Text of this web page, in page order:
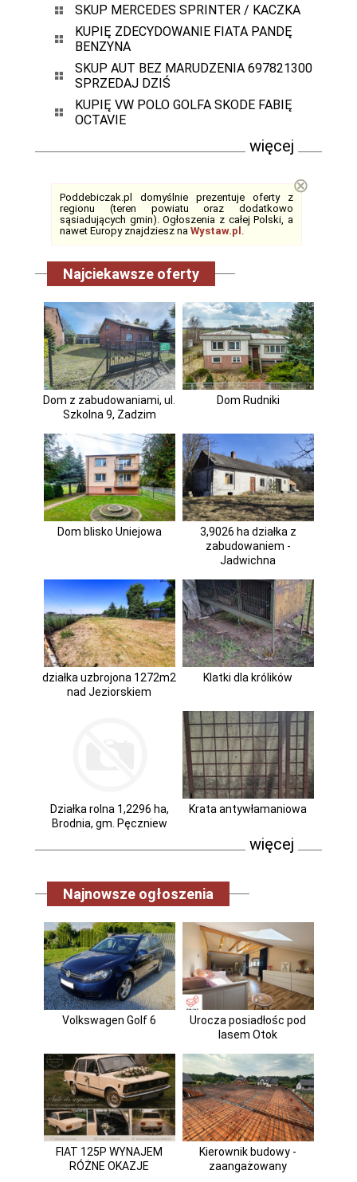
SKUP MERCEDES SPRINTER / KACZKA
KUPIĘ ZDECYDOWANIE FIATA PANDĘ
BENZYNA
SKUP AUT BEZ MARUDZENIA 697821300
SPRZEDAJ DZIŚ
KUPIĘ VW POLO GOLFA SKODE FABIĘ
OCTAVIE
więcej
Poddebiczak.pl domyślnie prezentuje oferty z
regionu (teren powiatu oraz dodatkowo
sąsiadujących gmin). Ogłoszenia z całej Polski, a
nawet Europy znajdziesz na Wystaw.pl .
⊗
Najciekawsze oferty
Dom z zabudowaniami, ul.
Szkolna 9, Zadzim
Dom Rudniki
Dom blisko Uniejowa
3,9026 ha działka z
zabudowaniem -
Jadwichna
działka uzbrojona 1272m2
nad Jeziorskiem
Klatki dla królików
Działka rolna 1,2296 ha,
Brodnia, gm. Pęczniew
Krata antywłamaniowa
więcej
Najnowsze ogłoszenia
Volkswagen Golf 6
Urocza posiadłośc pod
lasem Otok
FIAT 125P WYNAJEM
RÓŻNE OKAZJE
Kierownik budowy -
zaangażowany